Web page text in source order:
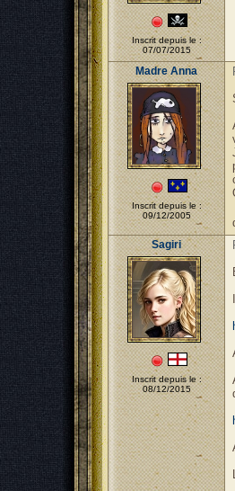
Inscrit depuis le :
07/07/2015
Madre Anna
Inscrit depuis le :
09/12/2005
Sagiri
Inscrit depuis le :
08/12/2015